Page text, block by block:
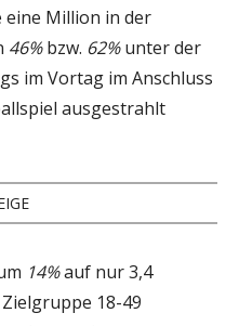
eine Million in der
46%bzw. 62%unter der
im Vortag im Anschluss
ausgestrahlt
14%auf nur 3,4
18-49